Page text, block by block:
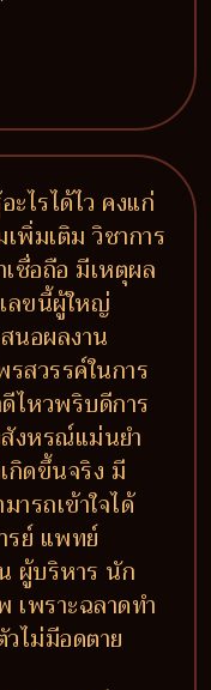
ไรได้ไว คงแก่
พิ่มเติม วิชาการ
ชื่อถือ มีเหตุผล
ลขนี้ผู้ใหญ่
นอผลงาน
สวรรค์ในการ
ไหวพริบดีการ
งหรณ์แม่นยำ
กิดขึ้นจริง มี
รถเข้าใจได้
รย์ แพทย์
ผู้บริหาร นัก
เพราะฉลาดทำ
ไม่มีอดตาย